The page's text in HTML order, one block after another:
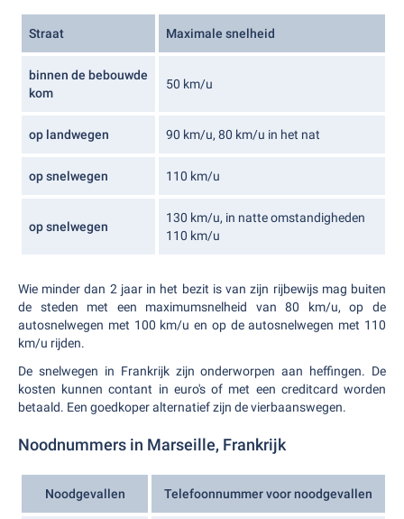
Straat Maximale snelheid
binnen de bebouwde
kom
50 km/u
op landwegen 90 km/u, 80 km/u in het nat
op snelwegen 110 km/u
op snelwegen
130 km/u, in natte omstandigheden
110 km/u
Wie minder dan 2 jaar in het bezit is van zijn rijbewijs mag buiten
de steden met een maximumsnelheid van 80 km/u, op de
autosnelwegen met 100 km/u en op de autosnelwegen met 110
km/u rijden.
De snelwegen in Frankrijk zijn onderworpen aan heffingen. De
kosten kunnen contant in euro's of met een creditcard worden
betaald. Een goedkoper alternatief zijn de vierbaanswegen.
Noodnummers in Marseille, Frankrijk
Noodgevallen Telefoonnummer voor noodgevallen